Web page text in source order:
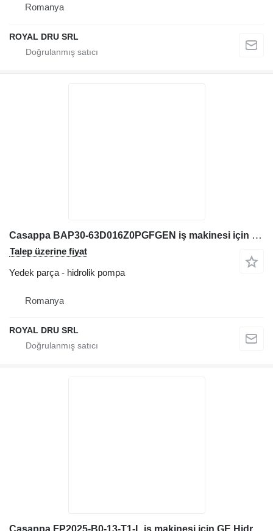
Romanya
ROYAL DRU SRL
Casappa BAP30-63D016Z0PGFGEN iş makinesi için Hidrolik pompa BAP30 63D016Z0PGFGEN
Talep üzerine fiyat
Yedek parça - hidrolik pompa
Romanya
ROYAL DRU SRL